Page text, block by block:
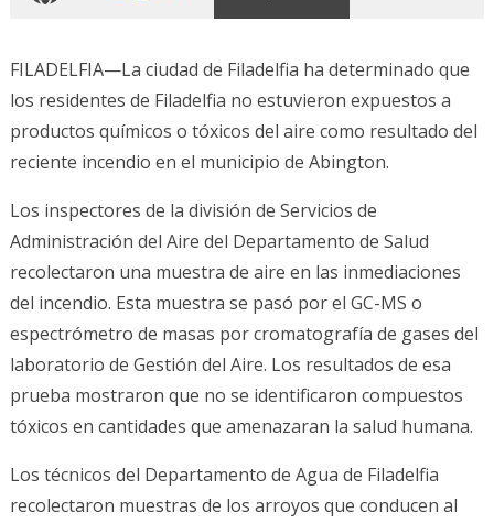
FILADELFIA—La ciudad de Filadelfia ha determinado que
los residentes de Filadelfia no estuvieron expuestos a
productos químicos o tóxicos del aire como resultado del
reciente incendio en el municipio de Abington.
Los inspectores de la división de Servicios de
Administración del Aire del Departamento de Salud
recolectaron una muestra de aire en las inmediaciones
del incendio. Esta muestra se pasó por el GC-MS o
espectrómetro de masas por cromatografía de gases del
laboratorio de Gestión del Aire. Los resultados de esa
prueba mostraron que no se identificaron compuestos
tóxicos en cantidades que amenazaran la salud humana.
Los técnicos del Departamento de Agua de Filadelfia
recolectaron muestras de los arroyos que conducen al